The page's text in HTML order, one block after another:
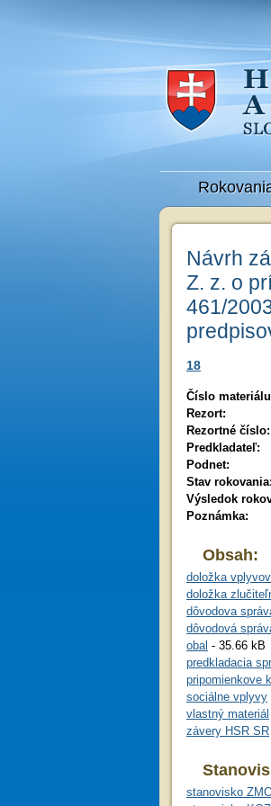
Návrh
Z. z. o
461/
18
Číslo
Rezort:
Rezortné číslo:
Predkladateľ:
Podnet:
Stav rokovania:
Výsledok
Poznámka:
Obsah:
doložka vplyvov
doložka
dôvodova
dôvodová
obal - 35.66 kB
predkladacia
pripomienkove
sociálne vplyvy
vlastný materiál
závery HSR SR
stanovisko